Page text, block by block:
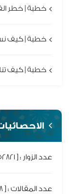
خطبة | خطر
خطبة | كيف
خطبة | كيف
عدد الزوار : [ 6152821 ]
عدد المقالات : [ 118 ]